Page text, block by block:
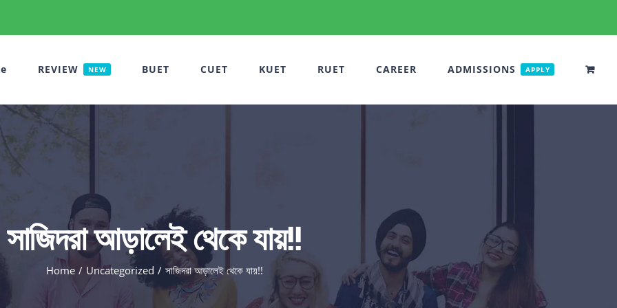
REVIEW NEW BUET CUET KUET RUET CAREER ADMISSIONS APPLY
সাজিদরা আড়ালেই থেকে যায়!!
Home Uncategorized সাজিদরা আড়ালেই থেকে যায়!!